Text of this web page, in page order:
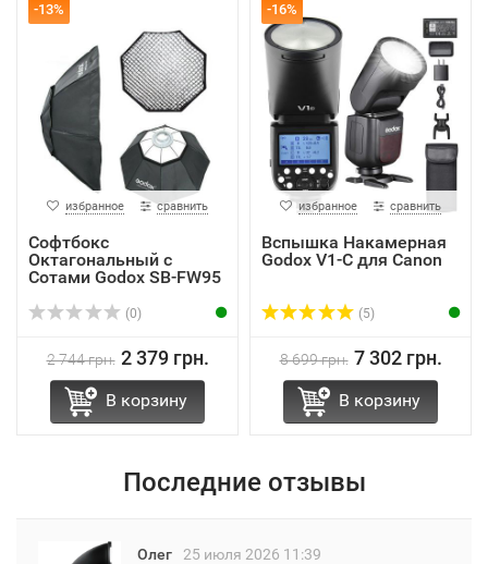
-13%
избранное сравнить
Софтбокс
Октагональный с
Сотами Godox SB-FW95
(0)
2 744 грн. 2 379 грн.
В корзину
-16%
избранное сравнить
Вспышка Накамерная
Godox V1-C для Canon
(5)
8 699 грн. 7 302 грн.
В корзину
Последние отзывы
Олег 25 июля 2026 11:39